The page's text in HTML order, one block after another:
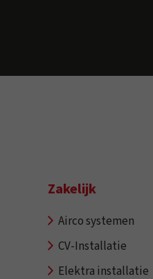
Zakelijk
Airco systemen
CV-Installatie
Elektra installatie